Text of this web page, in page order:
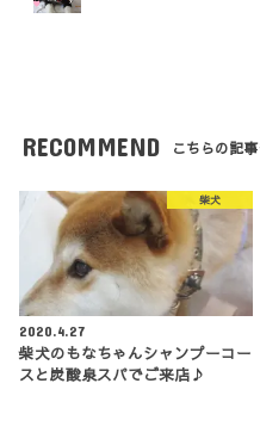
RECOMMEND こちらの記事
柴犬
2020.4.27
柴犬のもなちゃんシャンプーコー
スと炭酸泉スパでご来店♪